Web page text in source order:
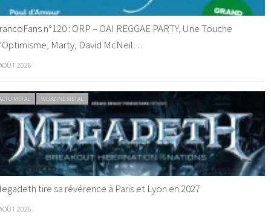
n°120 : ORP – OAI REGGAE PARTY, Une Touche
Marty, David McNeil…
2026
METAL WEBZINE METAL
tire sa révérence à Paris et Lyon en 2027
2026